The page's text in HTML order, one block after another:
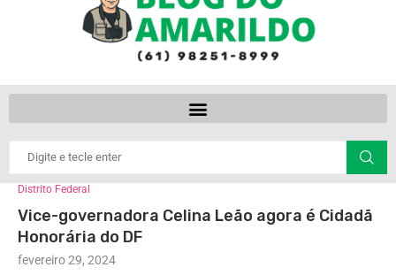
Distrito Federal
Vice-governadora Celina Leão agora é Cidadã
Honorária do DF
fevereiro 29, 2024